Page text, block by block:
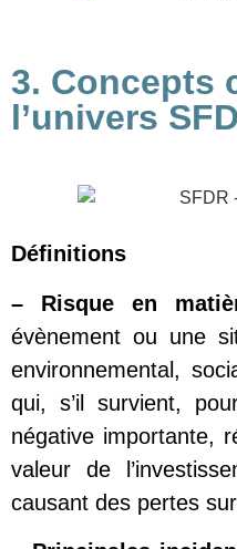
3. Concepts
l’univers
Définitions
– Risqueen
évènement ou une
environnemental,
qui, s’il survient,
négative importante,
valeur de
causant des pertes